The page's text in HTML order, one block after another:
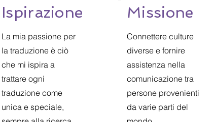
Ispirazione
La mia passione per
la traduzione è ciò
che mi ispira a
trattare ogni
traduzione come
unica e speciale,
Missione
Connettere culture
diverse e fornire
assistenza nella
comunicazione tra
persone provenienti
da varie parti del